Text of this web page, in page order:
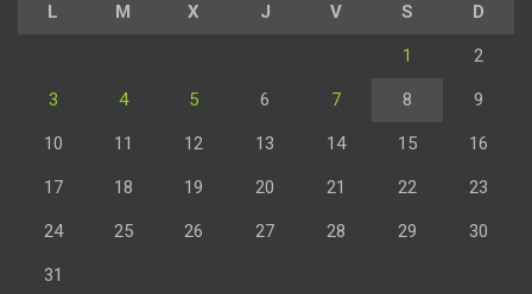
L M X J V S D
1 2
3 4 5 6 7 8 9
10 11 12 13 14 15 16
17 18 19 20 21 22 23
24 25 26 27 28 29 30
31